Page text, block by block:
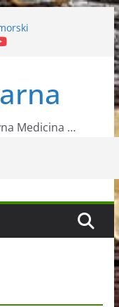
za ubrzavanje
Medicina …